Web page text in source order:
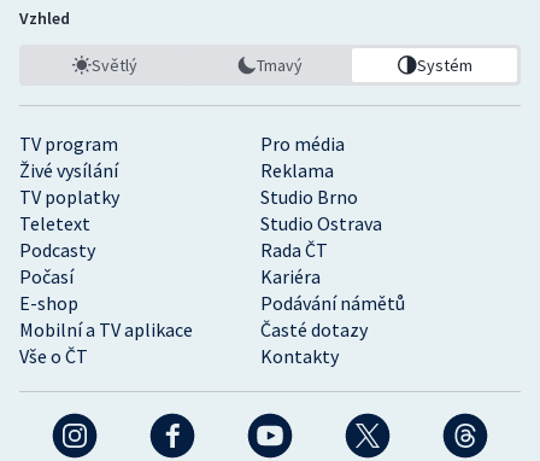
TV program
Pro média
Živé vysílání
Reklama
TV poplatky
Studio Brno
Teletext
Studio Ostrava
Podcasty
Rada ČT
Počasí
Kariéra
E-shop
Podávání námětů
Mobilní a TV aplikace
Časté dotazy
Vše o ČT
Kontakty
Vzhled
Světlý Tmavý Systém